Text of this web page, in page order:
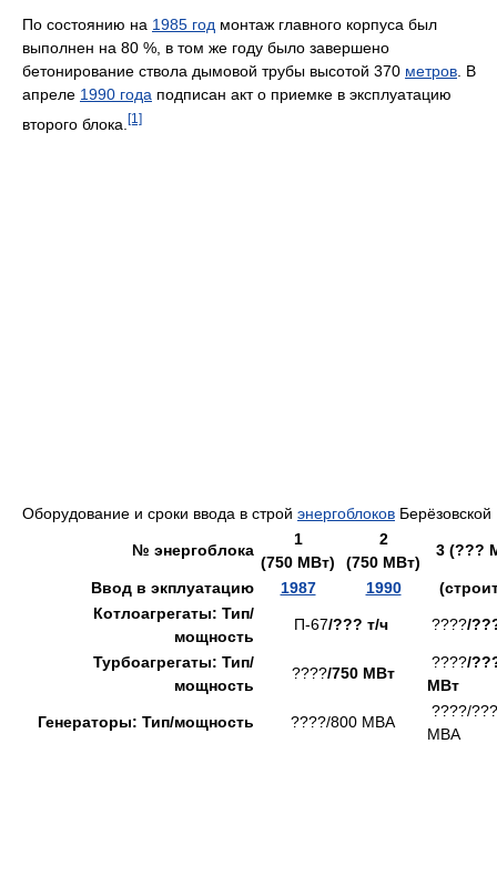
По состоянию на 1985 год монтаж главного корпуса был
выполнен на 80 %, в том же году было завершено
бетонирование ствола дымовой трубы высотой 370 метров . В
апреле 1990 года подписан акт о приемке в эксплуатацию
второго блока. [1]
Оборудование и сроки ввода в строй энергоблоков
№ энергоблока
1
(750 МВт)
2
(750 МВт)
3 (???
Ввод в экплуатацию 1987 1990
Котлоагрегаты: Тип/
мощность
П-67/??? т/ч ????/
Турбоагрегаты: Тип/
мощность
????/750 МВт
????/
МВт
Генераторы: Тип/мощность ????/800 МВА
????/???
МВА